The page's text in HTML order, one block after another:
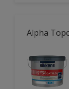
Alpha